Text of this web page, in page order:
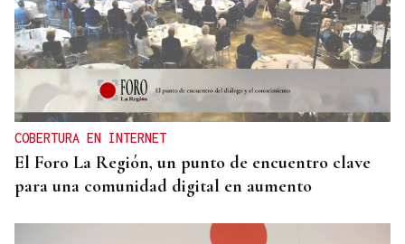
COBERTURA EN INTERNET
El Foro La Región, un punto de encuentro clave
para una comunidad digital en aumento